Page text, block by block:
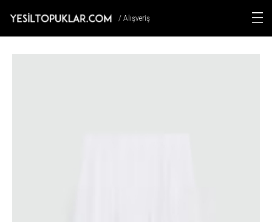
/ Alışveriş